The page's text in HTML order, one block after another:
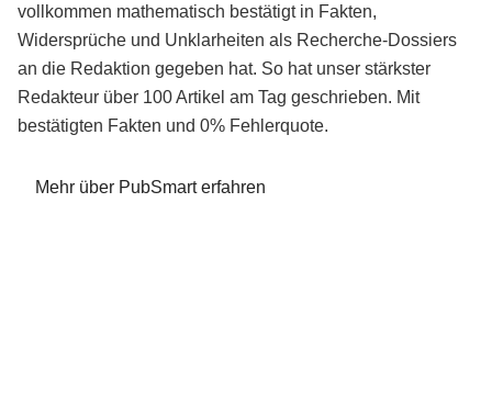
vollkommen mathematisch bestätigt in Fakten,
Widersprüche und Unklarheiten als Recherche-Dossiers
an die Redaktion gegeben hat. So hat unser stärkster
Redakteur über 100 Artikel am Tag geschrieben. Mit
bestätigten Fakten und 0% Fehlerquote.
Mehr über PubSmart erfahren